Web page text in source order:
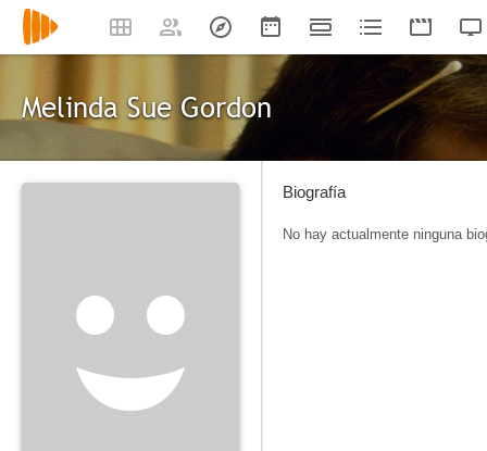
Melinda Sue Gordon
Biografía
No hay actualmente ninguna